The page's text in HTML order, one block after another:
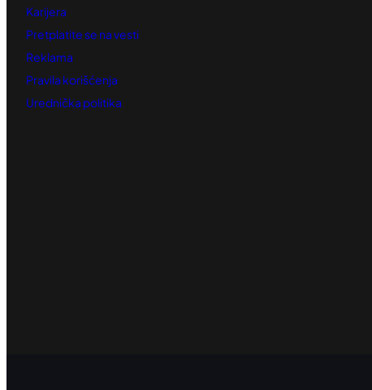
Karijera
Pretplatite se na vesti
Reklama
Pravila korišćenja
Urednička politika